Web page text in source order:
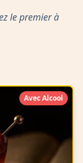
le premier à
Avec Alcool